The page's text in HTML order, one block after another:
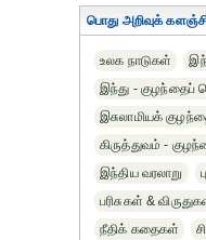
பொது அறிவுக்
உலக நாடுகள்
இந்து - குழந்தைப்
இசுலாமியக்
கிருத்துவம் -
இந்திய வரலாறு
பரிசுகள் &
நீதிக் கதைகள்